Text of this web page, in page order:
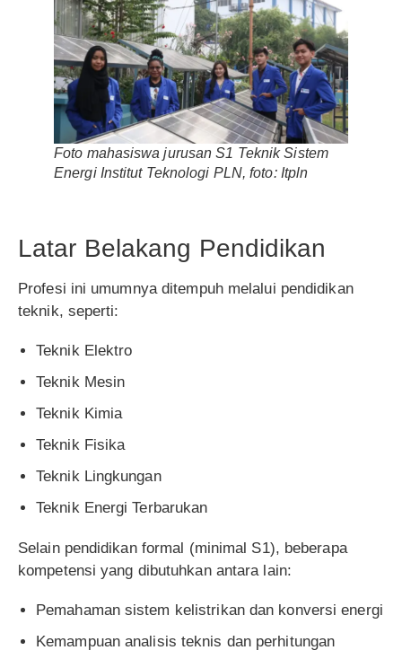
Foto mahasiswa jurusan S1 Teknik Sistem
Energi Institut Teknologi PLN, foto: Itpln
Latar Belakang Pendidikan
Profesi ini umumnya ditempuh melalui pendidikan
teknik, seperti:
Teknik Elektro
Teknik Mesin
Teknik Kimia
Teknik Fisika
Teknik Lingkungan
Teknik Energi Terbarukan
Selain pendidikan formal (minimal S1), beberapa
kompetensi yang dibutuhkan antara lain:
Pemahaman sistem kelistrikan dan konversi energi
Kemampuan analisis teknis dan perhitungan